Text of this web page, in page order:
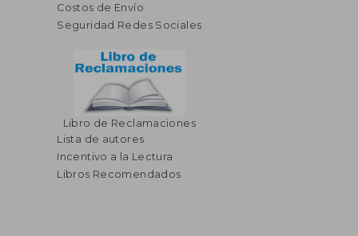
Costos de Envío
Seguridad Redes Sociales
Libro de Reclamaciones
Lista de autores
Incentivo a la Lectura
Libros Recomendados